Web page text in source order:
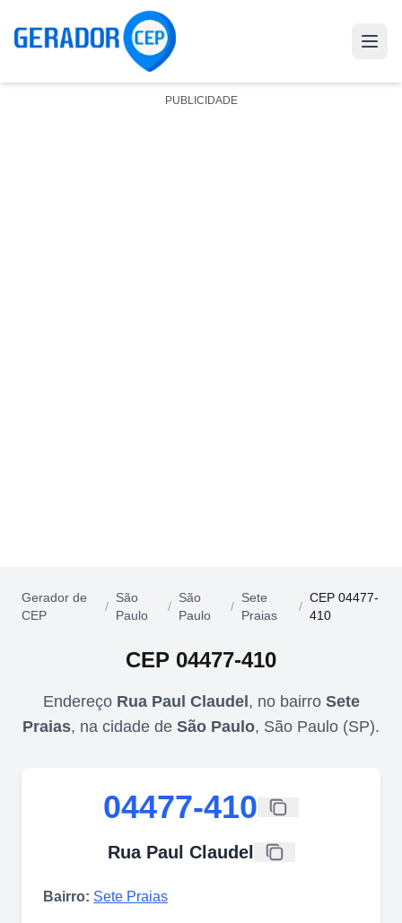
PUBLICIDADE
Gerador de
CEP
/
São
Paulo
/
São
Paulo
/
Sete
Praias
/
CEP 04477-
410
CEP 04477-410
Endereço Rua Paul Claudel, no bairro Sete
Praias, na cidade de São Paulo, São Paulo (SP).
04477-410
Rua Paul Claudel
Bairro: Sete Praias